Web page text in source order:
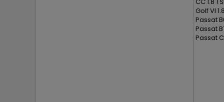
Golf VI
Passat
Passat
Passat